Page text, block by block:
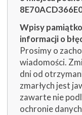
Wpisy
informacji o
Prosimy o
wiadomości.
dni od
zmarłych jest
zawarte nie
ochronie